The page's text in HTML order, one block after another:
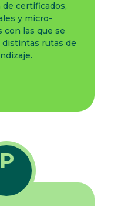
certificados,
y micro-
con las que se
rutas de
P